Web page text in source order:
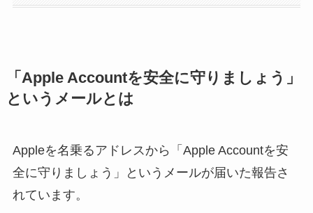
「Apple Accountを安全に守りましょう」
というメールとは
Appleを名乗るアドレスから
「Apple Accountを安
全に守りましょう」というメールが届いた報告さ
れています。